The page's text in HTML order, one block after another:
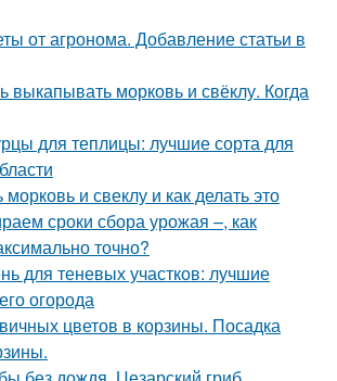
от агронома. Добавление статьи в
выкапывать морковь и свёклу. Когда
для теплицы: лучшие сорта для
морковь и свеклу и как делать это
сроки сбора урожая –, как
точно?
для теневых участков: лучшие
огорода
цветов в корзины. Посадка